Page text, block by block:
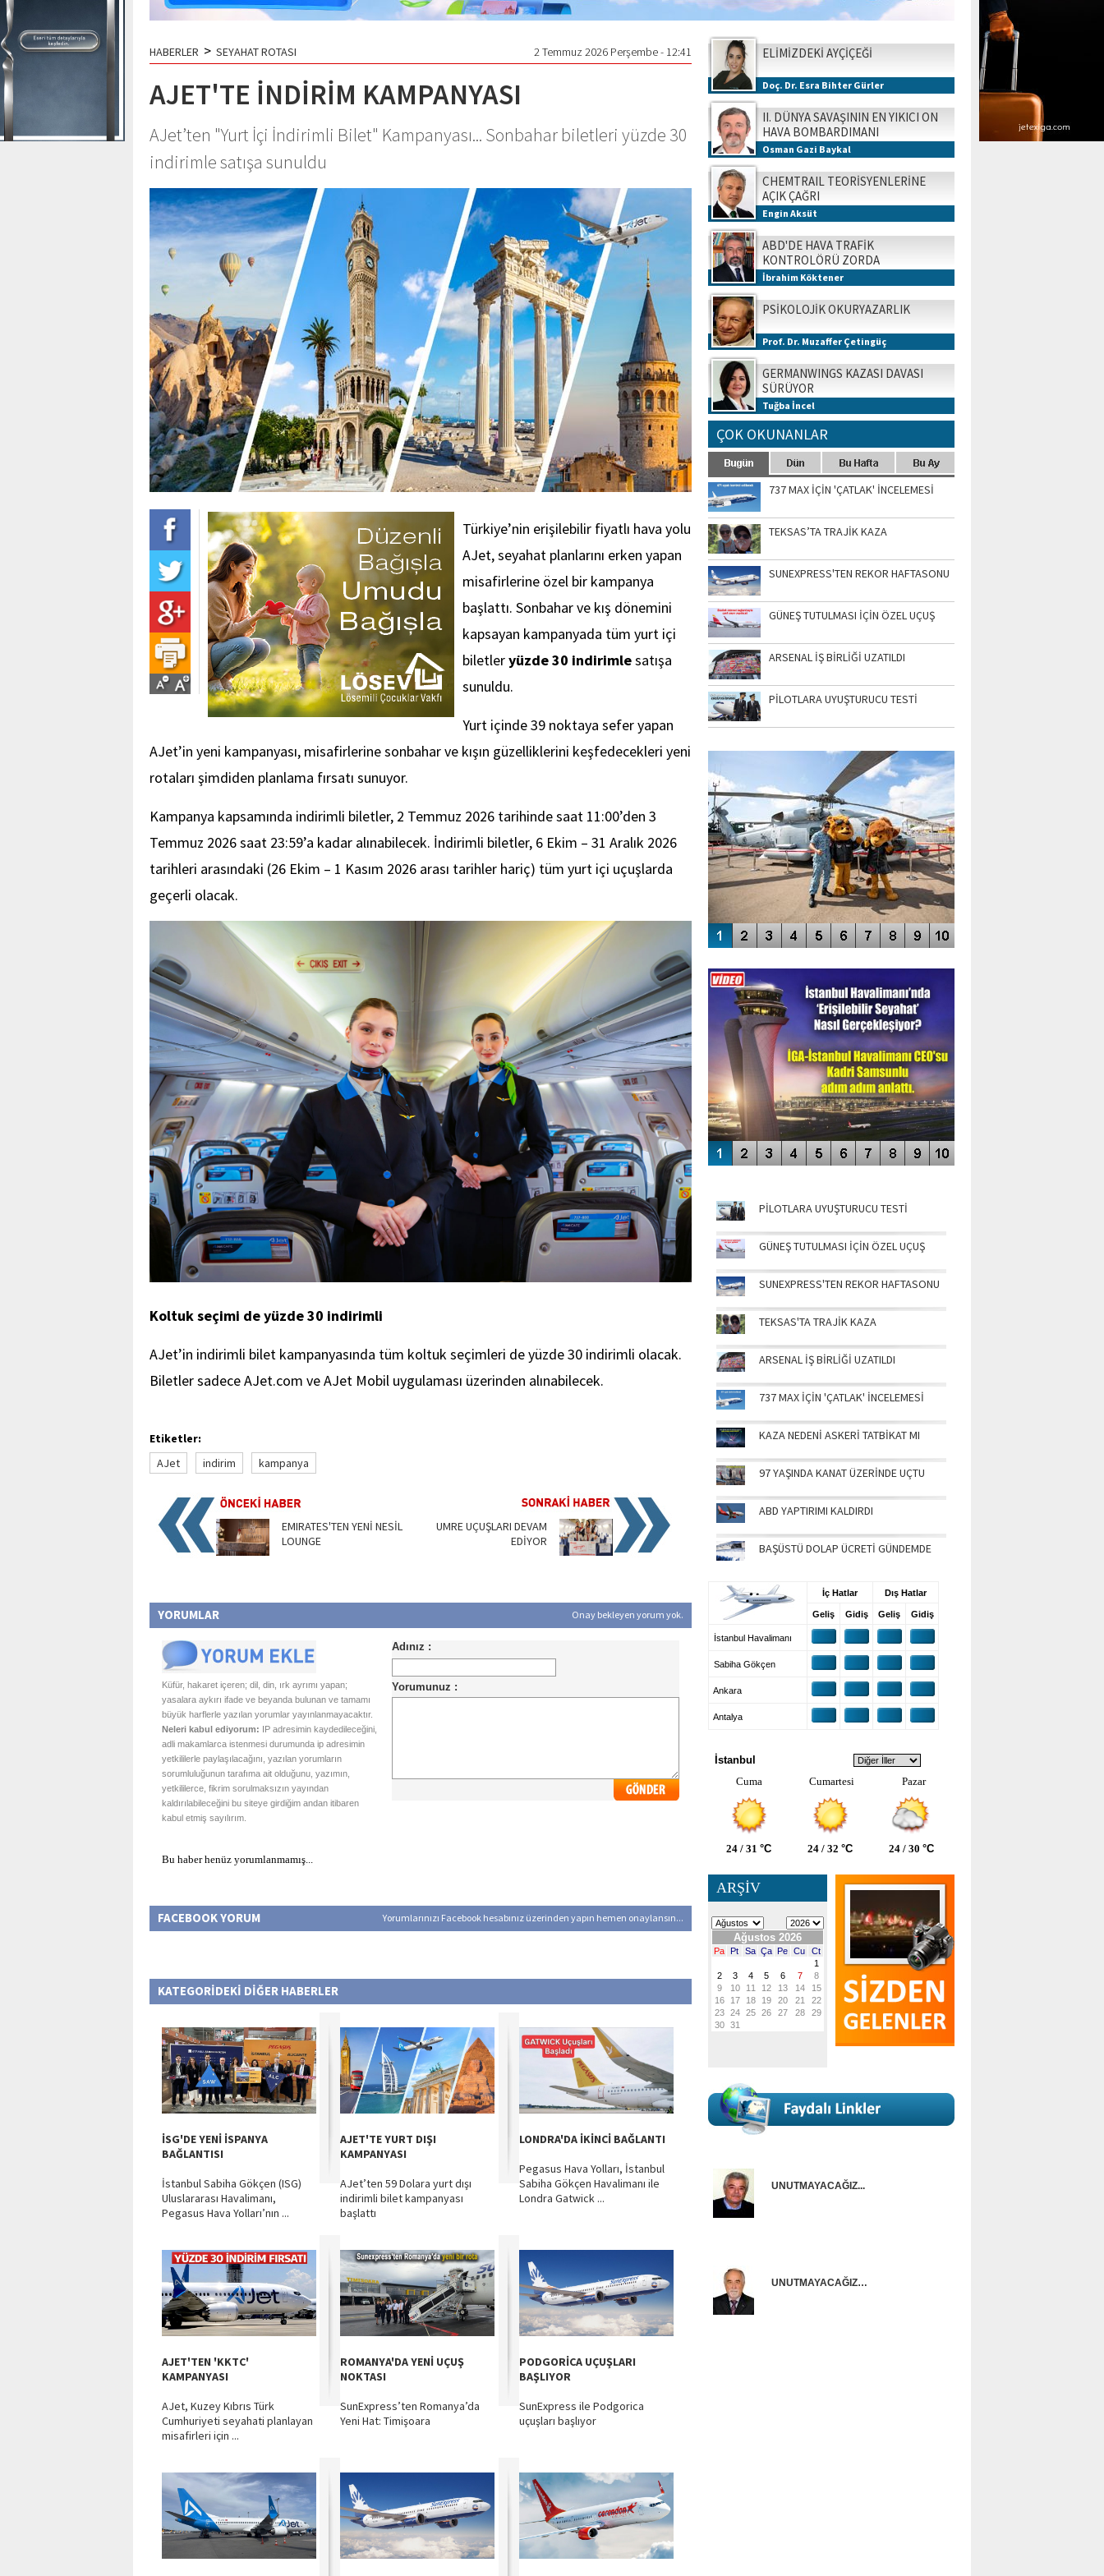
HABERLER > SEYAHAT ROTASI 2 Temmuz 2026 Perşembe - 12:41
AJET'TE İNDİRİM KAMPANYASI
AJet’ten "Yurt İçi İndirimli Bilet" Kampanyası... Sonbahar biletleri yüzde 30
indirimle satışa sunuldu
Türkiye’nin erişilebilir fiyatlı hava yolu
AJet, seyahat planlarını erken yapan
misafirlerine özel bir kampanya
başlattı. Sonbahar ve kış dönemini
kapsayan kampanyada tüm yurt içi
biletleryüzde 30 indirimlesatışa
sunuldu.
Yurt içinde 39 noktaya sefer yapan
AJet’in yeni kampanyası, misafirlerine sonbahar ve kışın güzelliklerini keşfedecekleri yeni
rotaları şimdiden planlama fırsatı sunuyor.
Kampanya kapsamında indirimli biletler, 2 Temmuz 2026 tarihinde saat 11:00’den 3
Temmuz 2026 saat 23:59’a kadar alınabilecek. İndirimli biletler, 6 Ekim – 31 Aralık 2026
tarihleri arasındaki (26 Ekim – 1 Kasım 2026 arası tarihler hariç) tüm yurt içi uçuşlarda
geçerli olacak.
Koltuk seçimi de yüzde 30 indirimli
AJet’in indirimli bilet kampanyasında tüm koltuk seçimleri de yüzde 30 indirimli olacak.
Biletler sadece AJet.com ve AJet Mobil uygulaması üzerinden alınabilecek.
Etiketler:
AJet
indirim kampanya
EMIRATES'TEN YENİ NESİL
LOUNGE
UMRE UÇUŞLARI DEVAM
EDİYOR
YORUMLAR Onay bekleyen yorum yok.
Küfür, hakaret içeren; dil, din, ırk ayrımı yapan;
yasalara aykırı ifade ve beyanda bulunan ve tamamı
büyük harflerle yazılan yorumlar yayınlanmayacaktır.
Neleri kabul ediyorum: IP adresimin kaydedileceğini,
adli makamlarca istenmesi durumunda ip adresimin
yetkililerle paylaşılacağını, yazılan yorumların
sorumluluğunun tarafıma ait olduğunu, yazımın,
yetkililerce, fikrim sorulmaksızın yayından
kaldırılabileceğini bu siteye girdiğim andan itibaren
kabul etmiş sayılırım.
Bu haber henüz yorumlanmamış...
FACEBOOK YORUM Yorumlarınızı Facebook hesabınız üzerinden yapın hemen onaylansın...
KATEGORİDEKİ DİĞER HABERLER
İSG'DE YENİ İSPANYA
BAĞLANTISI
İstanbul Sabiha Gökçen (ISG)
Uluslararası Havalimanı,
Pegasus Hava Yolları’nın ...
AJET'TE YURT DIŞI
KAMPANYASI
AJet’ten 59 Dolara yurt dışı
indirimli bilet kampanyası
başlattı
LONDRA'DA İKİNCİ BAĞLANTI
Pegasus Hava Yolları, İstanbul
Sabiha Gökçen Havalimanı ile
Londra Gatwick ...
AJET'TEN 'KKTC'
KAMPANYASI
AJet, Kuzey Kıbrıs Türk
Cumhuriyeti seyahati planlayan
misafirleri için ...
ROMANYA'DA YENİ UÇUŞ
NOKTASI
SunExpress’ten Romanya’da
Yeni Hat: Timişoara
PODGORİCA UÇUŞLARI
BAŞLIYOR
SunExpress ile Podgorica
uçuşları başlıyor
ELİMİZDEKİ AYÇİÇEĞİ
Doç. Dr. Esra Bihter Gürler
II. DÜNYA SAVAŞININ EN YIKICI ON
HAVA BOMBARDIMANI
Osman Gazi Baykal
CHEMTRAIL TEORİSYENLERİNE
AÇIK ÇAĞRI
Engin Aksüt
ABD'DE HAVA TRAFİK
KONTROLÖRÜ ZORDA
İbrahim Köktener
PSİKOLOJİK OKURYAZARLIK
Prof. Dr. Muzaffer Çetingüç
GERMANWINGS KAZASI DAVASI
SÜRÜYOR
Tuğba İncel
ÇOK OKUNANLAR
737 MAX İÇİN 'ÇATLAK' İNCELEMESİ
TEKSAS’TA TRAJİK KAZA
SUNEXPRESS'TEN REKOR HAFTASONU
GÜNEŞ TUTULMASI İÇİN ÖZEL UÇUŞ
ARSENAL İŞ BİRLİĞİ UZATILDI
PİLOTLARA UYUŞTURUCU TESTİ
SİNGAPUR AIRSHOW-2020
ENGELLERİN AŞILDIĞI HAVALİMANI
PİLOTLARA UYUŞTURUCU TESTİ
GÜNEŞ TUTULMASI İÇİN ÖZEL UÇUŞ
SUNEXPRESS'TEN REKOR HAFTASONU
TEKSAS'TA TRAJİK KAZA
ARSENAL İŞ BİRLİĞİ UZATILDI
737 MAX İÇİN 'ÇATLAK' İNCELEMESİ
KAZA NEDENİ ASKERİ TATBİKAT MI
97 YAŞINDA KANAT ÜZERİNDE UÇTU
ABD YAPTIRIMI KALDIRDI
BAŞÜSTÜ DOLAP ÜCRETİ GÜNDEMDE
İç Hatlar Dış Hatlar
Geliş Gidiş Geliş Gidiş
İstanbul Havalimanı
Sabiha Gökçen
Ankara
Antalya
İstanbul
Cuma
Cumartesi Pazar
24 / 31 °C 24 / 32 °C 24 / 30 °C
ARŞİV
UNUTMAYACAĞIZ...
UNUTMAYACAĞIZ…